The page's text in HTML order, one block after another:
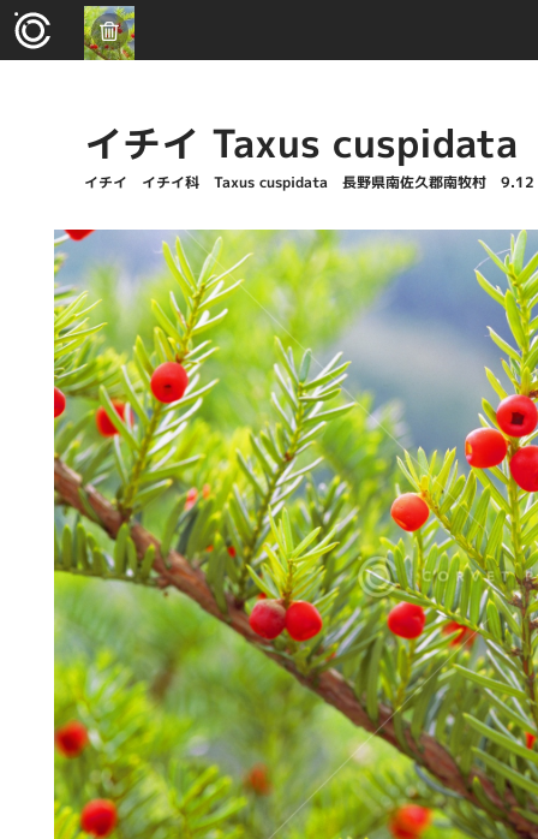
イチイ Taxus cuspidata
イチイ イチイ科 Taxus cuspidata 長野県南佐久郡南牧村 9.12